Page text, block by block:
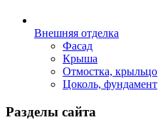
Внешняя отделка
Фасад
Крыша
Отмостка, крыльцо
Цоколь, фундамент
Разделы сайта